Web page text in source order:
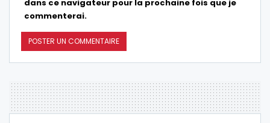
dans ce navigateur pour la prochaine fois que je
commenterai.